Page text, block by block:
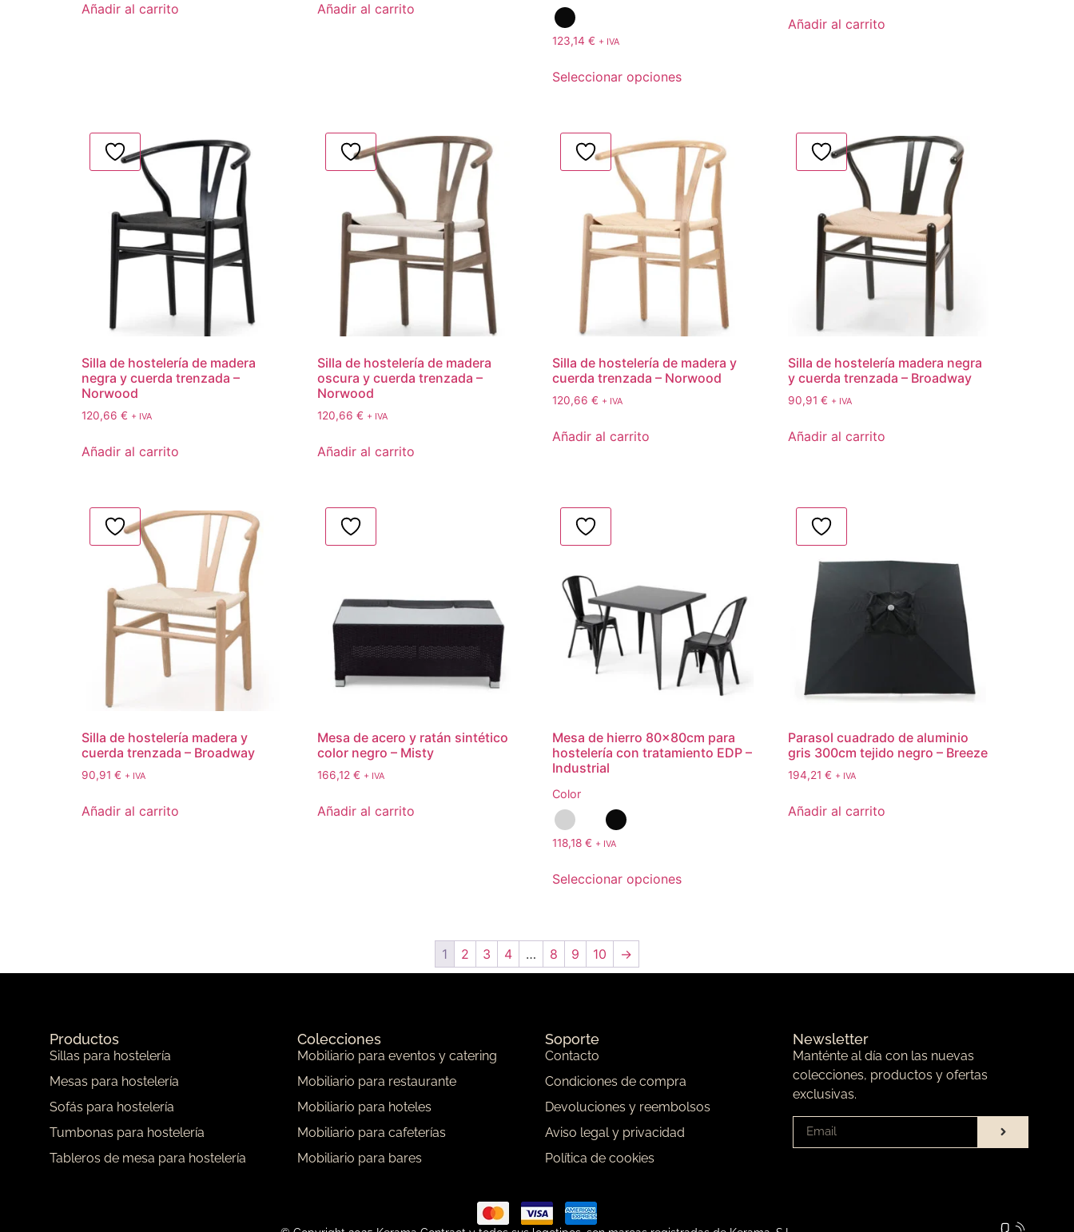
Añadir al carrito Añadir al carrito
123,14€ + IVA
Seleccionar opciones
Añadir al carrito
Silla de hostelería de madera
negra y cuerda trenzada –
Norwood
120,66 € + IVA
Añadir al carrito
Silla de hostelería de madera
oscura y cuerda trenzada –
Norwood
120,66 € + IVA
Añadir al carrito
Silla de hostelería de madera y
cuerda trenzada – Norwood
120,66€ + IVA
Añadir al carrito
Silla de hostelería madera negra
y cuerda trenzada – Broadway
90,91€ + IVA
Añadir al carrito
Silla de hostelería madera y
cuerda trenzada – Broadway
90,91 € + IVA
Añadir al carrito
Mesa de acero y ratán sintético
color negro – Misty
166,12 € + IVA
Añadir al carrito
Mesa de hierro 80x80cm para
hostelería con tratamiento EDP –
Industrial
Color
118,18€ + IVA
Seleccionar opciones
Parasol cuadrado de aluminio
gris 300cm tejido negro – Breeze
194,21€ + IVA
Añadir al carrito
1 2 3 4 … 8 9 10 →
Productos
Sillas para hostelería
Mesas para hostelería
Sofás para hostelería
Tumbonas para hostelería
Tableros de mesa para hostelería
Colecciones
Mobiliario para eventos y catering
Mobiliario para restaurante
Mobiliario para hoteles
Mobiliario para cafeterías
Mobiliario para bares
Soporte
Contacto
Condiciones de compra
Devoluciones y reembolsos
Aviso legal y privacidad
Política de cookies
Newsletter
Manténte al día con las nuevas
colecciones, productos y ofertas
exclusivas.